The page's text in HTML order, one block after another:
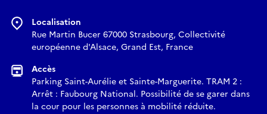
Localisation
Rue Martin Bucer 67000 Strasbourg, Collectivité
européenne d'Alsace, Grand Est, France
Accès
Parking Saint-Aurélie et Sainte-Marguerite. TRAM 2 :
Arrêt : Faubourg National. Possibilité de se garer dans
la cour pour les personnes à mobilité réduite.